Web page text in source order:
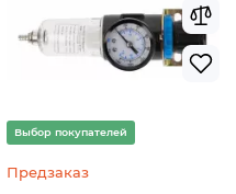
Выбор покупателей
Предзаказ